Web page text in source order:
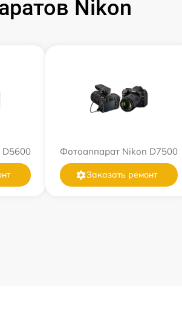
Nikon
D5600 Фотоаппарат Nikon D7500
Заказать ремонт